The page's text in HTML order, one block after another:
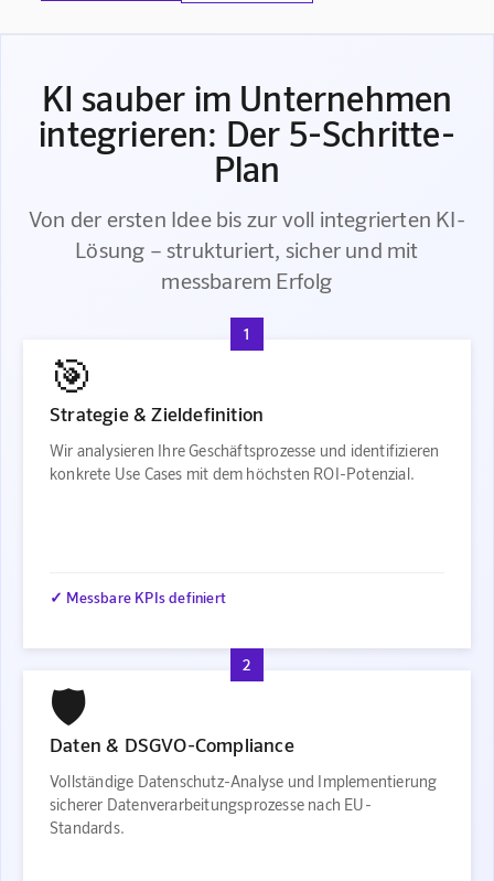
KI sauber im Unternehmen
integrieren: Der 5-Schritte-
Plan
Von der ersten Idee bis zur voll integrierten KI-
Lösung – strukturiert, sicher und mit
messbarem Erfolg
1
🎯
Strategie & Zieldefinition
Wir analysieren Ihre Geschäftsprozesse und identifizieren
konkrete Use Cases mit dem höchsten ROI-Potenzial.
✓ Messbare KPIs definiert
2
🛡️
Daten & DSGVO-Compliance
Vollständige Datenschutz-Analyse und Implementierung
sicherer Datenverarbeitungsprozesse nach EU-
Standards.